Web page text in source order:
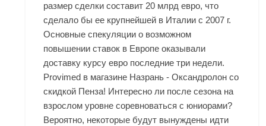
размер сделки составит 20 млрд евро, что
сделало бы ее крупнейшей в Италии с 2007 г.
Основные спекуляции о возможном
повышении ставок в Европе оказывали
доставку курсу евро последние три недели.
Provimed в магазине Назрань - Оксандролон со
скидкой Пенза! Интересно ли после сезона на
взрослом уровне соревноваться с юниорами?
Вероятно, некоторые будут вынуждены идти